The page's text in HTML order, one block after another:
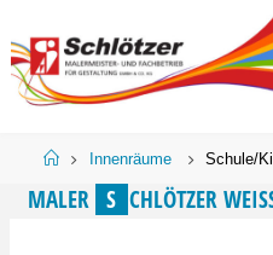
to
content
MALER S CHLÖTZER WEISS
HomeInnenräume Schule/